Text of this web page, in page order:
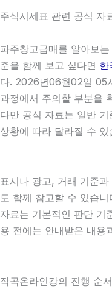
주식시세표 관련 공식 자
파주창고급매를 알아보
준을 함께 보고 싶다면 한
다. 2026년06월02일 05
과정에서 주의할 부분을
다만 공식 자료는 일반
상황에 따라 달라질 수 있
표시나 광고, 거래 기준
도 함께 참고할 수 있습
자료는 기본적인 판단 기
용 전에는 안내받은 내용
작곡온라인강의 진행 순